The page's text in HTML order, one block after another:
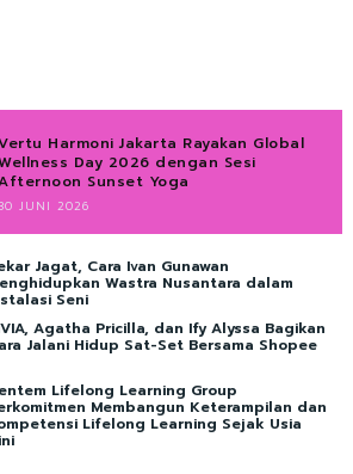
Harmoni Jakarta Rayakan Global
Day 2026 dengan Sesi
Sunset Yoga
JUNI 2026
Jagat, Cara Ivan Gunawan
Wastra Nusantara dalam
Seni
Agatha Pricilla, dan Ify Alyssa Bagikan
Jalani Hidup Sat-Set Bersama Shopee
Lifelong Learning Group
Membangun Keterampilan dan
Lifelong Learning Sejak Usia